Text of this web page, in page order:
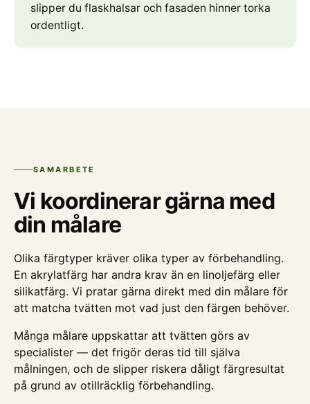
slipper du flaskhalsar och fasaden hinner torka
ordentligt.
SAMARBETE
Vi koordinerar gärna med
din målare
Olika färgtyper kräver olika typer av förbehandling.
En akrylatfärg har andra krav än en linoljefärg eller
silikatfärg. Vi pratar gärna direkt med din målare för
att matcha tvätten mot vad just den färgen behöver.
Många målare uppskattar att tvätten görs av
specialister — det frigör deras tid till själva
målningen, och de slipper riskera dåligt färgresultat
på grund av otillräcklig förbehandling.